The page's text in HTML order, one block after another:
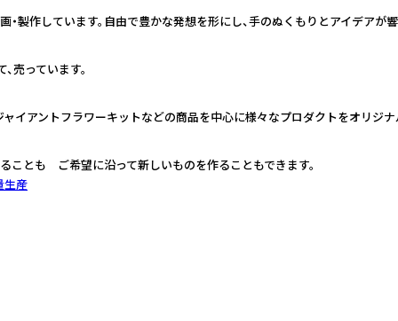
製作しています。自由で豊かな発想を形にし、手のぬくもりとアイデアが
売っています。
ャイアントフラワーキットなどの商品を中心に様々なプロダクトをオリジナ
ことも ご希望に沿って新しいものを作ることもできます。
生産